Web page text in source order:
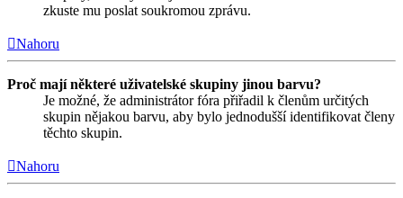
zkuste mu poslat soukromou zprávu.
Nahoru
Proč mají některé uživatelské skupiny jinou barvu?
Je možné, že administrátor fóra přiřadil k členům určitých
skupin nějakou barvu, aby bylo jednodušší identifikovat členy
těchto skupin.
Nahoru